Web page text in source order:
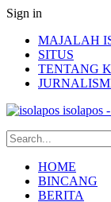
Sign in
MAJALAH
SITUS
TENTANG
isolapos
HOME
BINCANG
BERITA